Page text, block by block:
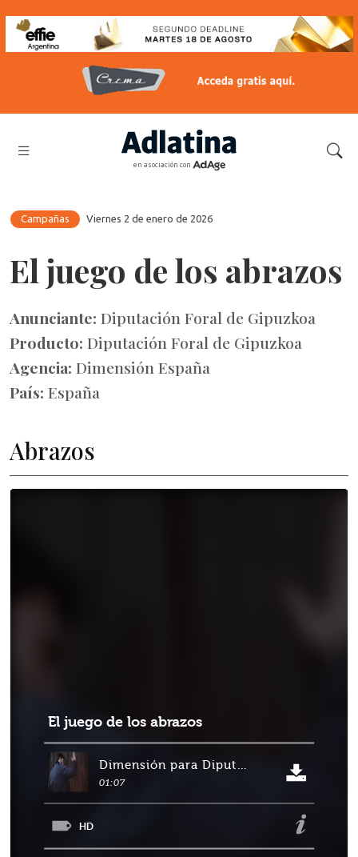
en asociación con
Campañas Viernes 2 de enero de 2026
El juego de los abrazos
Anunciante: Diputación Foral de Gipuzkoa
Producto: Diputación Foral de Gipuzkoa
Agencia: Dimensión España
País: España
Abrazos